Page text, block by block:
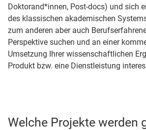
Doktorand*innen, Post-docs) und sich
des klassischen akademischen
zum anderen aber auch
Perspektive suchen und an einer
Umsetzung Ihrer wissen­schaft­lichen
Produkt bzw. eine Dienst­leistung
Welche Projekte werden